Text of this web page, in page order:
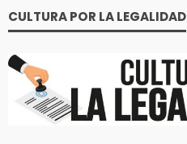
CULTURA POR LA LEGALIDAD